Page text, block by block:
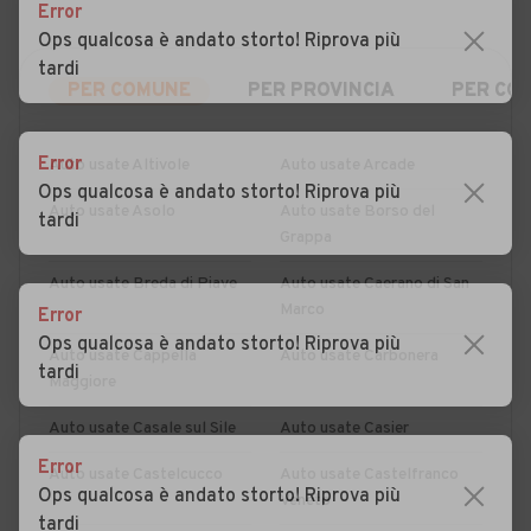
PER COMUNE PER PROVINCIA PER
Auto usate Altivole
Auto usate Asolo
Auto usate Breda di Piave
Auto usate Caerano di San
Auto usate Cappella
Maggiore
Auto usate Carbonera
Auto usate Casale sul Sile Auto usate Casier
Auto usate Castelcucco
Veneto
Error
Ops qualcosa è andato storto! Riprova più
tardi
Error
Ops qualcosa è andato storto! Riprova più
tardi
Error
Ops qualcosa è andato storto! Riprova più
tardi
Error
Ops qualcosa è andato storto! Riprova più
tardi